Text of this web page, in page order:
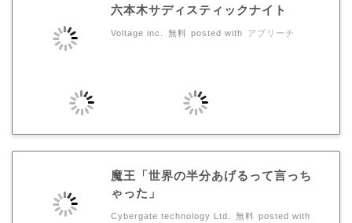
六本木サディスティックナイト
Voltage inc. 無料 posted with アプリーチ
魔王「世界の半分あげるって言っち
ゃった」
Cybergate technology Ltd. 無料 posted with